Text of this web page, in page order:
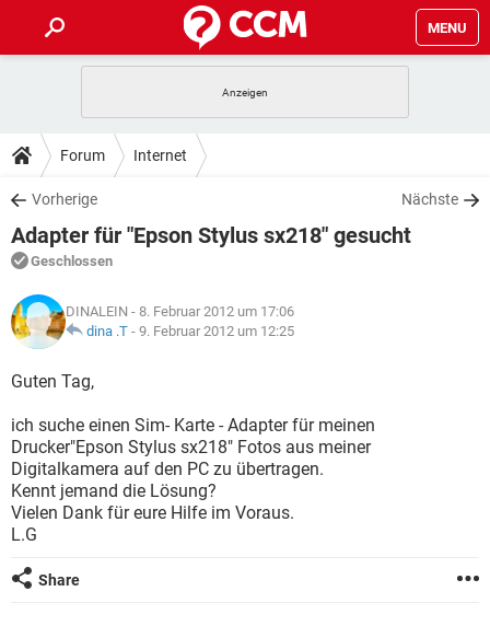
MENU
ANDROID
WINDOWS 10
WHATSAPP TIKTOK
FACEBOOK
TIPPS & TRICKS
SPIELE
WINDOWS 10
WHATSAPP
FACEBOOK HARDWARE
DOWNLOADS
SPIELE STREAMING
ANDROID
WINDOWS 10 INSTAGRAM
WHATSAPP
FACEBOOK
FORUM
SPIELE
ANDROID IOS
FACEBOOK HARDWARE
LEXIKON
SPIELE
ANDROID
WINDOWS 10 INSTAGRAM
WHATSAPP TIKTOK
FACEBOOK
Forum Internet
Vorherige Nächste
Adapter für "Epson Stylus sx218" gesucht
Geschlossen
DINALEIN - 8. Februar 2012 um 17:06
dina .T - 9. Februar 2012 um 12:25
Guten Tag,
ich suche einen Sim- Karte - Adapter für meinen
Drucker"Epson Stylus sx218" Fotos aus meiner
Digitalkamera auf den PC zu übertragen.
Kennt jemand die Lösung?
Vielen Dank für eure Hilfe im Voraus.
L.G
Share